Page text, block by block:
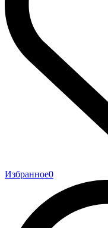
Избранное0